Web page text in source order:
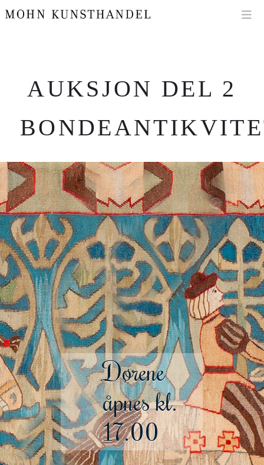
AUKSJON DEL 2
Dørene
åpnes kl.
17.00